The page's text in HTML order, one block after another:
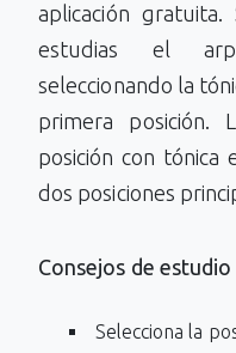
aplicación
estudias el
seleccionando la
primera posición.
posición con tónica
dos posiciones
Consejos de estudio
Selecciona la